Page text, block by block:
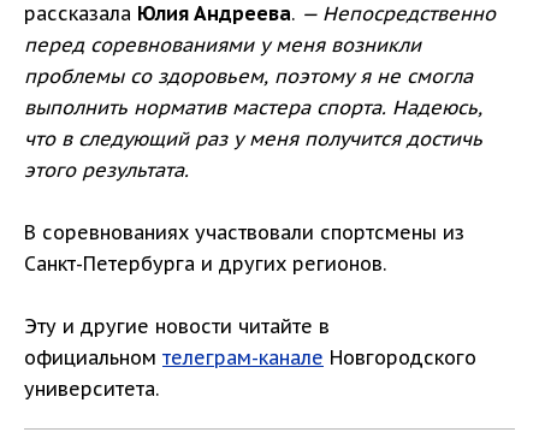
рассказала Юлия Андреева. — Непосредственно
перед соревнованиями у меня возникли
проблемы со здоровьем, поэтому я не смогла
выполнить норматив мастера спорта. Надеюсь,
что в следующий раз у меня получится достичь
этого результата.
В соревнованиях участвовали спортсмены из
Санкт-Петербурга и других регионов.
Эту и другие новости читайте в
официальном телеграм-канале Новгородского
университета.